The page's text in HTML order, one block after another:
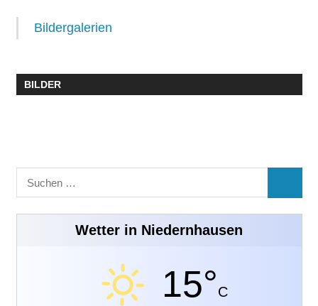
Bildergalerien
BILDER
Suchen
nach:
Wetter in Niedernhausen
15°C